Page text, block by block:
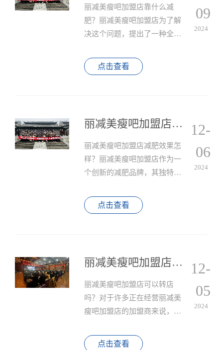
丽减美瘦吧加盟店靠什么减
肥？丽减美瘦吧加盟店为了解
决这个问题，提出了一种全新
手法、仪器的配合，帮助顾客
轻松实现减肥效果，且不需要
点击查看
09
2024
丽减美瘦吧加盟店减肥效果怎样？
丽减美瘦吧加盟店减肥效果怎
样？丽减美瘦吧加盟店作为一
个创新的减肥品牌，其独特的
吸引了大量消费者的关注。
点击查看
12-
06
2024
丽减美瘦吧加盟店可以转店吗？
丽减美瘦吧加盟店可以转店
吗？对于许多正在经营丽减美
瘦吧加盟店的加盟商来说，随
的调整，可能会考虑是否能够
点击查看
12-
05
2024